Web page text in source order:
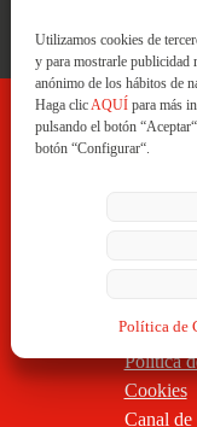
C/
+34
Aviso
Política
Cookies
Canal de
Utilizamos cookies de
y para mostrarle publicidad
anónimo de los hábitos de
Haga clicAQUÍpara más
pulsando el botón
botón “Configurar“.
Política de